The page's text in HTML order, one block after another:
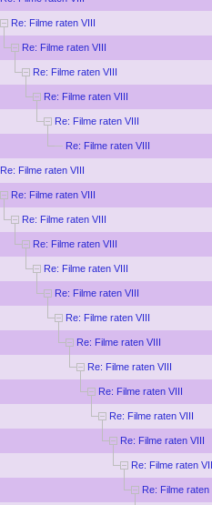
Re: Filme raten VIII
Re: Filme raten VIII
Re: Filme raten VIII
Re: Filme raten VIII
Re: Filme raten VIII
Re: Filme raten VIII
Re: Filme raten VIII
Re: Filme raten VIII
Re: Filme raten VIII
Re: Filme raten VIII
Re: Filme raten VIII
Re: Filme raten VIII
Re: Filme raten VIII
Re: Filme raten VIII
Re: Filme raten VIII
Re: Filme raten VIII
Re: Filme raten VIII
Re: Filme raten VIII
Re: Filme raten
Re: Filme raten